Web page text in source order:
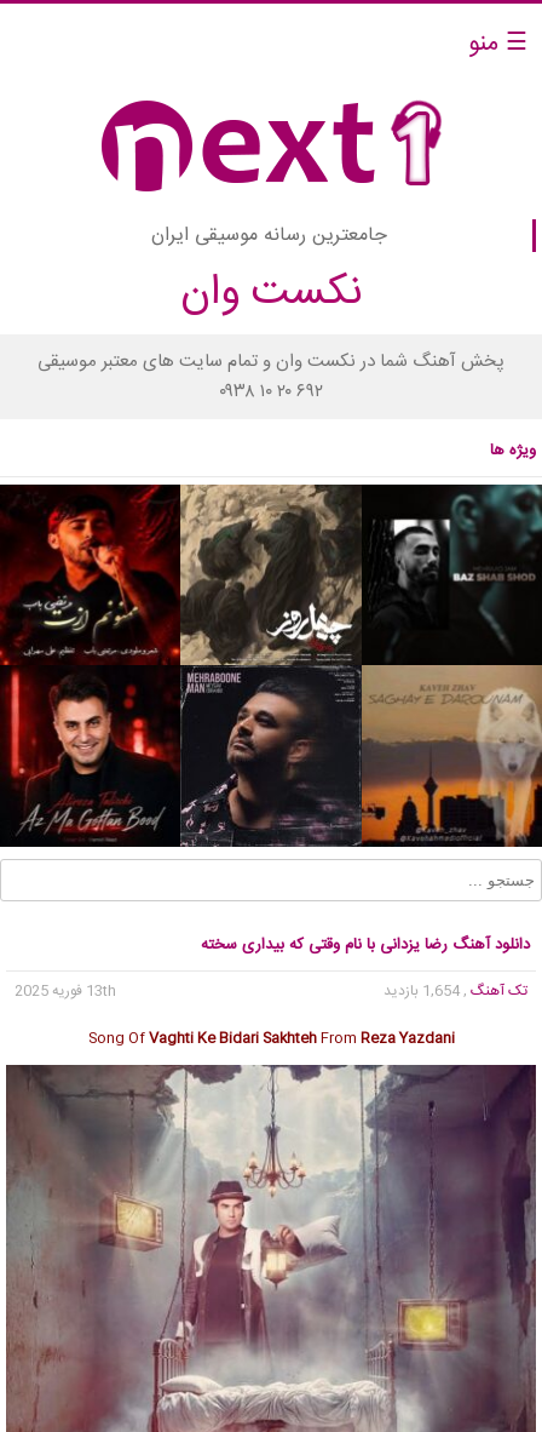
☰ منو
جامعترین رسانه موسیقی ایران
نکست وان
پخش آهنگ شما در نکست وان و تمام سایت های معتبر موسیقی
۰۹۳۸ ۱۰ ۲۰ ۶۹۲
ویژه ها
دانلود آهنگ رضا یزدانی با نام وقتی که بیداری سخته
تک آهنگ , 1,654 بازدید
13th فوریه 2025
Song OfVaghti Ke Bidari SakhtehFrom Reza Yazdani